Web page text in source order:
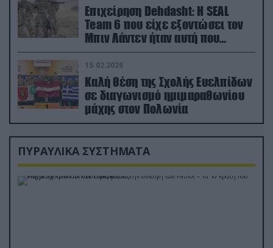
Επιχείρηση Dehdasht: Η SEAL
Team 6 που είχε εξοντώσει τον
Μπιν Λάντεν ήταν αυτή που
διέσωσε τον πιλότο του F-15
15.02.2026
Καλή θέση της Σχολής Ευελπίδων
σε διαγωνισμό ημιμαραθωνίου
μάχης στον Πολωνία
ΠΥΡΑΥΛΙΚΑ ΣΥΣΤΗΜΑΤΑ